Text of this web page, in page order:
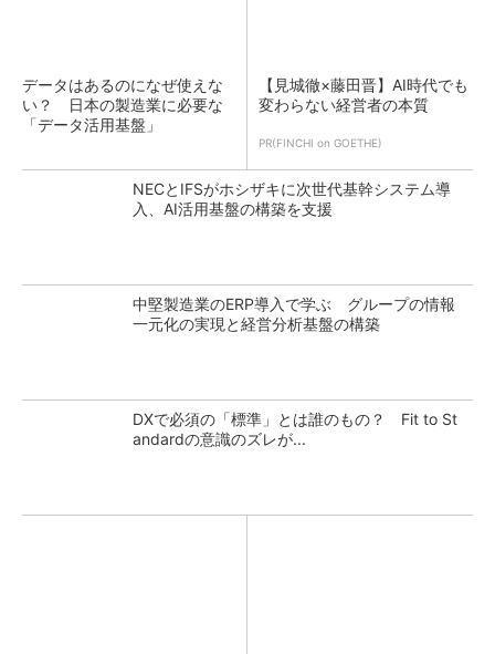
データはあるのになぜ使えな
い？ 日本の製造業に必要な
「データ活用基盤」
【見城徹×藤田晋】AI時代でも
変わらない経営者の本質
PR(FINCHI on GOETHE)
NECとIFSがホシザキに次世代基幹システム導
入、AI活用基盤の構築を支援
中堅製造業のERP導入で学ぶ グループの情報
一元化の実現と経営分析基盤の構築
DXで必須の「標準」とは誰のもの？ Fit to St
andardの意識のズレが...